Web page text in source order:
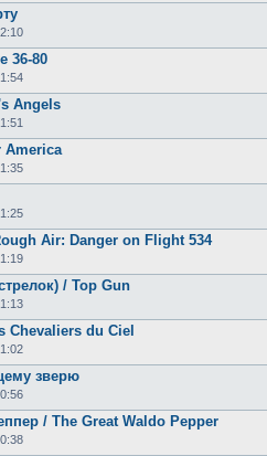
36-80
Angels
America
Air: Danger on Flight 534
/ Top Gun
Chevaliers du Ciel
зверю
/ The Great Waldo Pepper